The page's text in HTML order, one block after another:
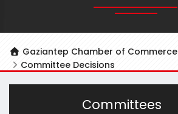
Gaziantep Chamber of Commerce
Committee Decisions
Committees